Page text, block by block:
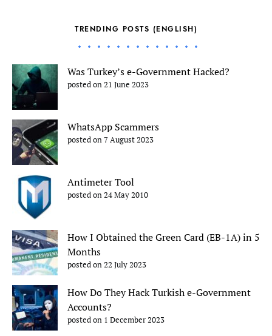
TRENDING POSTS (ENGLISH)
Was Turkey’s e-Government Hacked?
posted on 21 June 2023
WhatsApp Scammers
posted on 7 August 2023
Antimeter Tool
posted on 24 May 2010
How I Obtained the Green Card (EB-1A) in 5
Months
posted on 22 July 2023
How Do They Hack Turkish e-Government
Accounts?
posted on 1 December 2023